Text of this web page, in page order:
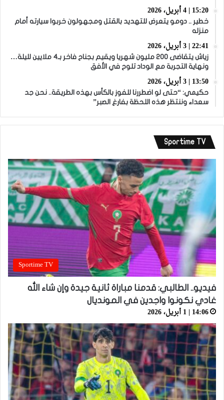
15:20 | 4 أبريل، 2026
خطير .. دومو يتعرض للتهديد بالقتل ومجهولون خربوا سيارته أمام
منزله
22:41 | 3 أبريل، 2026
زياش يتقاضى 200 مليون شهريا ويقيم بجناح فاخر بـ4 ملايين لليلة…
ونهاية التجربة مع الوداد تلوح في الأفق
13:50 | 3 أبريل، 2026
حكيمي: “حتى لو اضطررنا للفوز بالكأس بهذه الطريقة.. نحن جد
سعداء وننتظر هذه اللحظة بفارغ الصبر”
Sportime TV
Sportime TV
فيديو.. الطالبي: قدمنا مباراة ثانية جيدة وإن شاء الله
غادي نكونوا واجدين في المونديال
14:06 | 1 أبريل، 2026